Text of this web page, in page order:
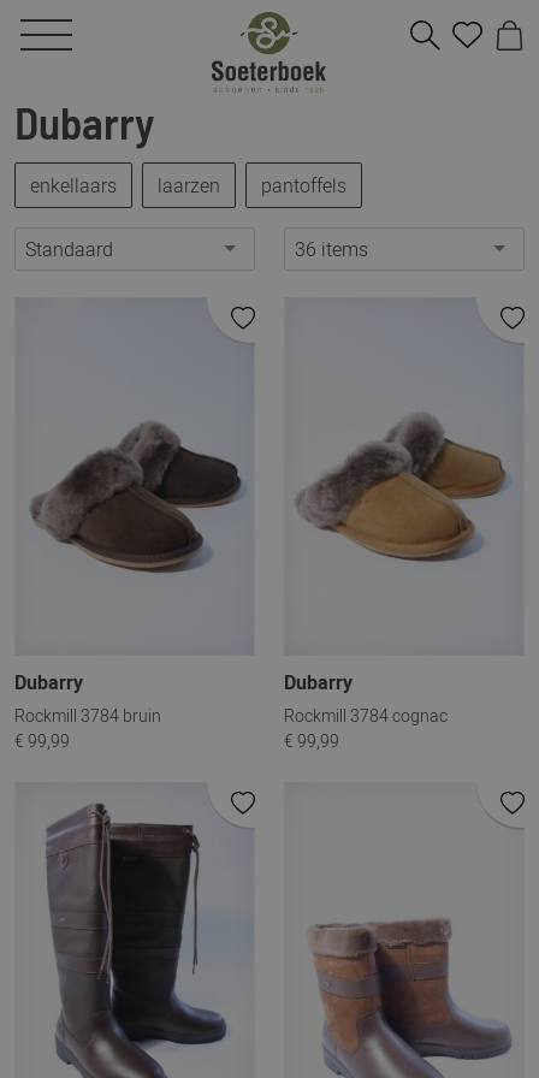
Dubarry
enkellaars laarzen pantoffels
Standaard 36 items
Dubarry
Rockmill 3784 bruin
€ 99,99
Dubarry
Rockmill 3784 cognac
€ 99,99